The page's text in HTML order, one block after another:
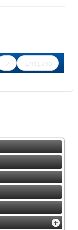
Επόμενο